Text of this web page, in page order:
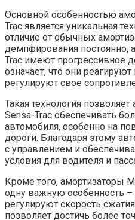
Основной особенностью
Trac является уникальная
отличие от обычных
демпфирования постоянно,
Trac имеют прогрессивное
означает, что они
регулируют свое
Такая технология
Sensa-Trac обеспечивать
автомобиля, особенно на
дороги. Благодаря этому
с управлением и
условия для водителя и
Кроме того, амортизаторы
одну важную особенность
регулируют скорость
позволяет достичь более